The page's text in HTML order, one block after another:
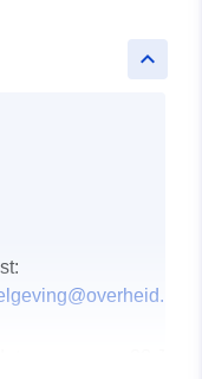
keyboard_arrow_up